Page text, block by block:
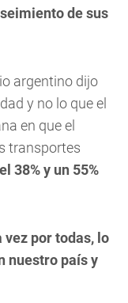
de sus
argentino dijo
y no lo que el
en que el
transportes
el 38% y un 55%
vez por todas, lo
nuestro país y